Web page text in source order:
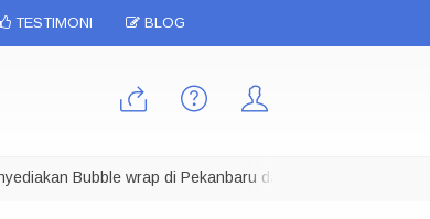
TESTIMONI BLOG
Bubble wrap di Pekanbaru dalam berbagai